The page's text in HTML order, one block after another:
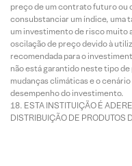
preço de um contrato futuro
consubstanciar um índice, uma
um investimento de risco muito
oscilação de preço devido à
recomendada para o
não está garantido neste tipo
mudanças climáticas e o
desempenho do investimento.
ESTA INSTITUIÇÃO É
DISTRIBUIÇÃO DE PRODUTOS